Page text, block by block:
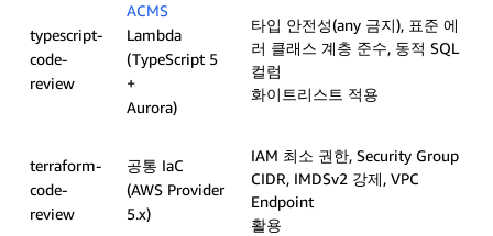
typescript-
code-
review
ACMS
Lambda
(TypeScript 5
+
Aurora)
타입 안전성(any 금지), 표준 에
러 클래스 계층 준수, 동적 SQL
컬럼
화이트리스트 적용
terraform-
code-
review
공통 IaC
(AWS Provider
5.x)
IAM 최소 권한, Security Group
CIDR, IMDSv2 강제, VPC
Endpoint
활용